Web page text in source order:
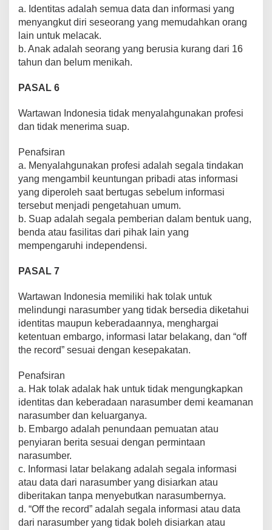
a. Identitas adalah semua data dan informasi yang
menyangkut diri seseorang yang memudahkan orang
lain untuk melacak.
b. Anak adalah seorang yang berusia kurang dari 16
tahun dan belum menikah.
PASAL 6
Wartawan Indonesia tidak menyalahgunakan profesi
dan tidak menerima suap.
Penafsiran
a. Menyalahgunakan profesi adalah segala tindakan
yang mengambil keuntungan pribadi atas informasi
yang diperoleh saat bertugas sebelum informasi
tersebut menjadi pengetahuan umum.
b. Suap adalah segala pemberian dalam bentuk uang,
benda atau fasilitas dari pihak lain yang
mempengaruhi independensi.
PASAL 7
Wartawan Indonesia memiliki hak tolak untuk
melindungi narasumber yang tidak bersedia diketahui
identitas maupun keberadaannya, menghargai
ketentuan embargo, informasi latar belakang, dan “off
the record” sesuai dengan kesepakatan.
Penafsiran
a. Hak tolak adalak hak untuk tidak mengungkapkan
identitas dan keberadaan narasumber demi keamanan
narasumber dan keluarganya.
b. Embargo adalah penundaan pemuatan atau
penyiaran berita sesuai dengan permintaan
narasumber.
c. Informasi latar belakang adalah segala informasi
atau data dari narasumber yang disiarkan atau
diberitakan tanpa menyebutkan narasumbernya.
d. “Off the record” adalah segala informasi atau data
dari narasumber yang tidak boleh disiarkan atau